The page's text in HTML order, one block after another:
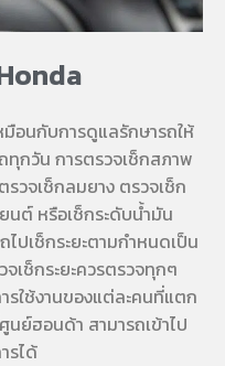
มือนกับการดูแลรักษารถให้
ทุกวัน การตรวจเช็กสภาพ
รวจเช็กลมยาง ตรวจเช็ก
นต์ หรือเช็กระดับน้ำมัน
ไปเช็กระยะตามกำหนดเป็น
เช็กระยะควรตรวจทุกๆ
ใช้งานของแต่ละคนที่แตก
นย์ฮอนด้า สามารถเข้าไป
รได้